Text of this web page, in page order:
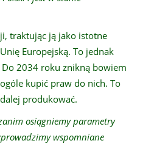
traktując ją jako istotne
Europejską. To jednak
2034 roku znikną bowiem
kupić praw do nich. To
produkować.
osiągniemy parametry
wspomniane